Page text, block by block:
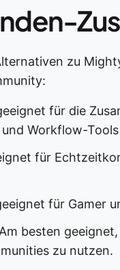
zu
für die
Workflow-Tools
für
für Gamer
besten
zu nutzen.